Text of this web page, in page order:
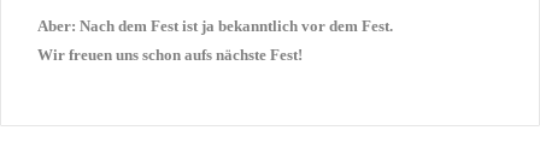
Aber: Nach dem Fest ist ja bekanntlich vor dem Fest.
Wir freuen uns schon aufs nächste Fest!